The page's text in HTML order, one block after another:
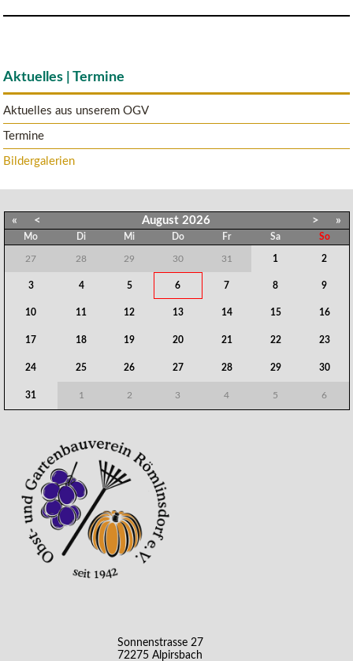
Aktuelles | Termine
Aktuelles aus unserem OGV
Termine
Bildergalerien
« < August 2026 > »
Mo Di Mi Do Fr Sa So
27 28 29 30 31 1 2
3 4 5 6 7 8 9
10 11 12 13 14 15 16
17 18 19 20 21 22 23
24 25 26 27 28 29 30
31 1 2 3 4 5 6
Sonnenstrasse 27
72275 Alpirsbach